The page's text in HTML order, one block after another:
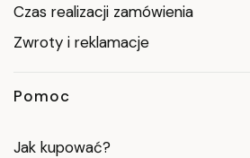
Czas realizacji zamówienia
Zwroty i reklamacje
Pomoc
Jak kupować?